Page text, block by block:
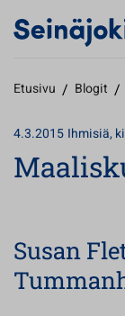
Etusivu / Blogit /
4.3.2015 Ihmisiä,
Susan